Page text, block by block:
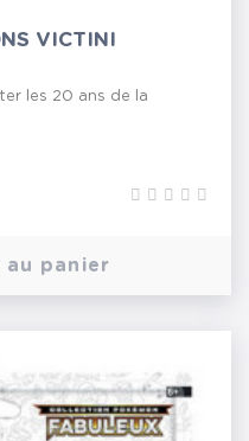
VICTINI
les 20 ans de la
panier